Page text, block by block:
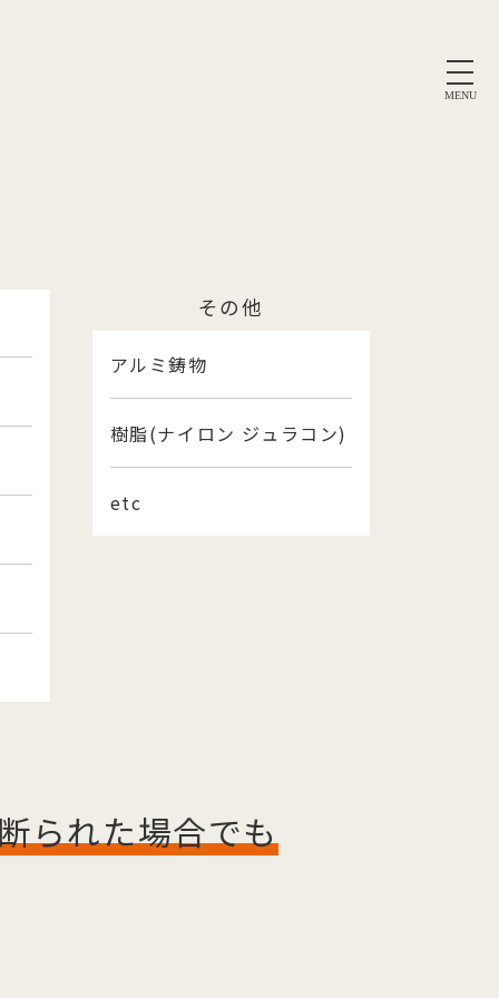
MENU
その他
アルミ鋳物
樹脂(ナイロン ジュラコン)
etc
られた場合でも